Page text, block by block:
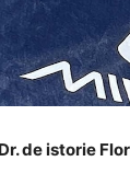
de istorie